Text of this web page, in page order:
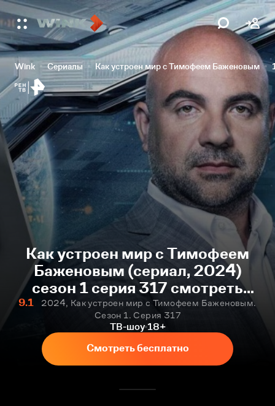
Wink Сериалы Как устроен мир с Тимофеем Баженовым
Как устроен мир с Тимофеем
Баженовым (сериал, 2024)
сезон 1 серия 317 смотреть
онлайн бесплатно
9.1
2024, Как устроен мир с Тимофеем Баженовым.
Сезон 1. Серия 317
ТВ-шоу 18+
Смотреть бесплатно